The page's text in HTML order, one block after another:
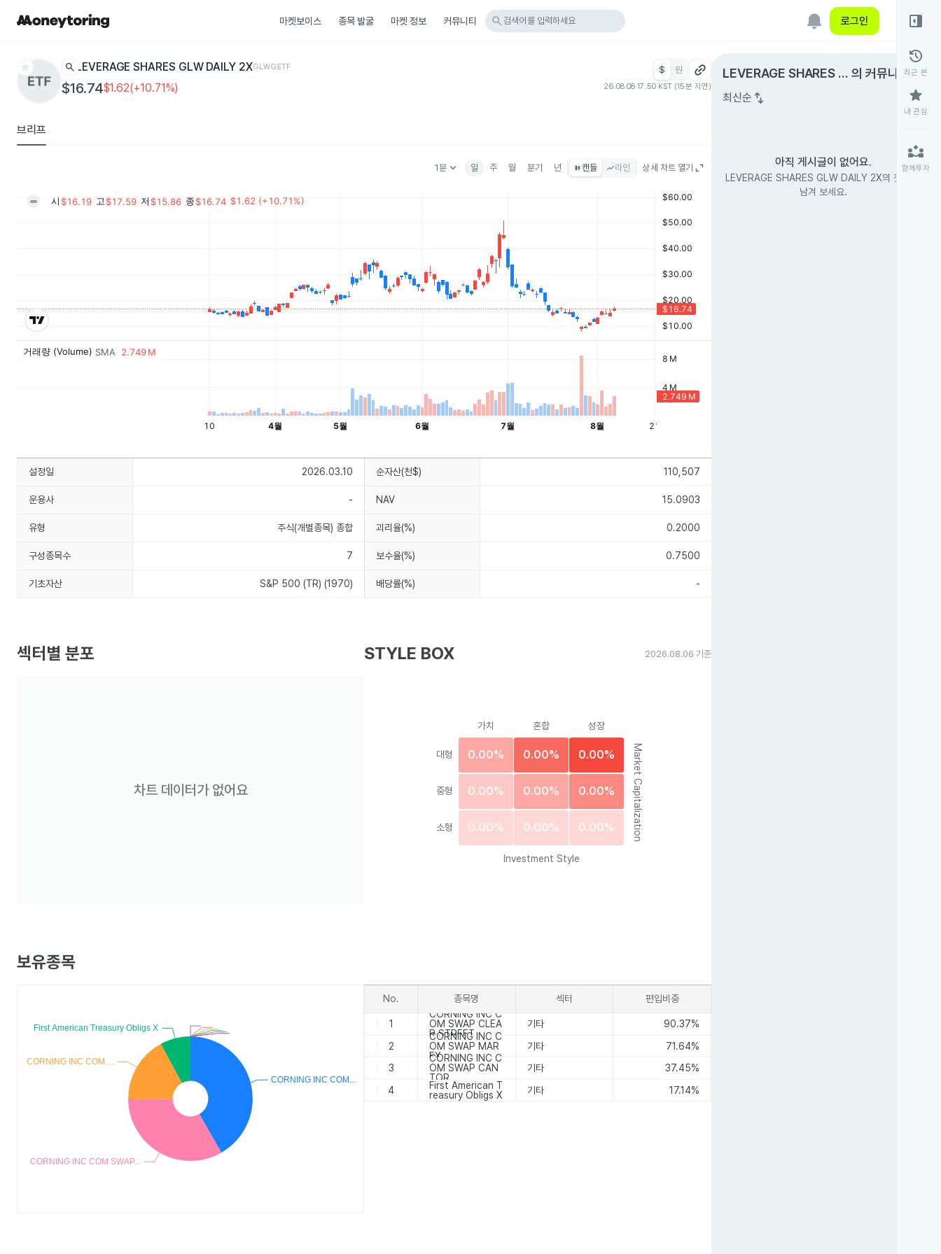
마켓보이스 종목 발굴 마켓 정보 커뮤니티 search 검색어를 입력하세요 로그인
star search LEVERAGE SHARES GLW DAILY 2XGLWGETF
$16.74$1.62(+10.71%)
$ 원
26.08.08 17:50 KST (15분 지연)
브리프
1분keyboard_arrow_down 일 주 월 분기 년 캔들 라인 상세 차트 열기
LEVERAGE SHARES G
LW DAILY 2X
의 커뮤니티expand_circle_right
최신순 swap_vert
아직 게시글이 없어요.
LEVERAGE SHARES GLW DAILY 2X의 첫 글을
남겨 보세요.
right_panel_open
history
최근 본
star
내 관심
partner_exchange
함께투자